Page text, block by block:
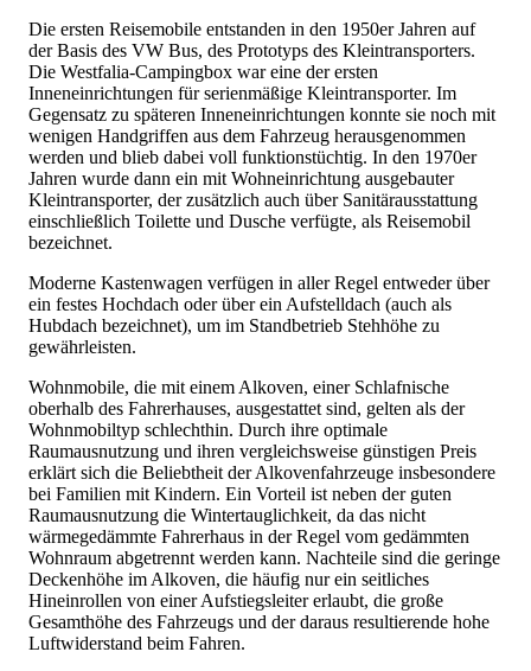
Die ersten Reisemobile entstanden in den 1950er Jahren auf
der Basis des VW Bus, des Prototyps des Kleintransporters.
Die Westfalia-Campingbox war eine der ersten
Inneneinrichtungen für serienmäßige Kleintransporter. Im
Gegensatz zu späteren Inneneinrichtungen konnte sie noch mit
wenigen Handgriffen aus dem Fahrzeug herausgenommen
werden und blieb dabei voll funktionstüchtig. In den 1970er
Jahren wurde dann ein mit Wohneinrichtung ausgebauter
Kleintransporter, der zusätzlich auch über Sanitärausstattung
einschließlich Toilette und Dusche verfügte, als Reisemobil
bezeichnet.
Moderne Kastenwagen verfügen in aller Regel entweder über
ein festes Hochdach oder über ein Aufstelldach (auch als
Hubdach bezeichnet), um im Standbetrieb Stehhöhe zu
gewährleisten.
Wohnmobile, die mit einem Alkoven, einer Schlafnische
oberhalb des Fahrerhauses, ausgestattet sind, gelten als der
Wohnmobiltyp schlechthin. Durch ihre optimale
Raumausnutzung und ihren vergleichsweise günstigen Preis
erklärt sich die Beliebtheit der Alkovenfahrzeuge insbesondere
bei Familien mit Kindern. Ein Vorteil ist neben der guten
Raumausnutzung die Wintertauglichkeit, da das nicht
wärmegedämmte Fahrerhaus in der Regel vom gedämmten
Wohnraum abgetrennt werden kann. Nachteile sind die geringe
Deckenhöhe im Alkoven, die häufig nur ein seitliches
Hineinrollen von einer Aufstiegsleiter erlaubt, die große
Gesamthöhe des Fahrzeugs und der daraus resultierende hohe
Luftwiderstand beim Fahren.